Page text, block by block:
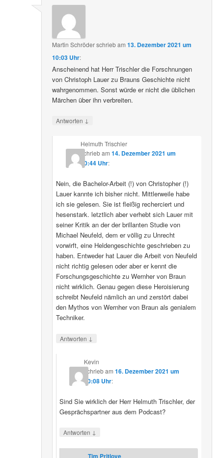
Martin Schröderschriebam13. Dezember 2021 um
10:03 Uhr:
Anscheinend hat Herr Trischler die Forschnungen
von Christoph Lauer zu Brauns Geschichte nicht
wahrgenommen. Sonst würde er nicht die üblichen
Märchen über ihn verbreiten.
Antworten ↓
Helmuth Trischler
schriebam 14. Dezember 2021 um
20:44 Uhr:
Nein, die Bachelor-Arbeit (!) von Christopher (!)
Lauer kannte ich bisher nicht. Mittlerweile habe
ich sie gelesen. Sie ist fleißig recherciert und
hesenstark. letztlich aber verhebt sich Lauer mit
seiner Kritik an der der brillanten Studie von
Michael Neufeld, dem er völlig zu Unrecht
vorwirft, eine Heldengeschichte geschrieben zu
haben. Entweder hat Lauer die Arbeit von Neufeld
nicht richtig gelesen oder aber er kennt die
Forschungsgeschichte zu Wernher von Braun
nicht wirklich. Genau gegen diese Heroisierung
schreibt Neufeld nämlich an und zerstört dabei
den Mythos von Wernher von Braun als genialem
Techniker.
Antworten ↓
Kevin
schriebam16. Dezember 2021 um
20:08 Uhr:
Sind Sie wirklich der Herr Helmuth Trischler, der
Gesprächspartner aus dem Podcast?
Antworten ↓
Tim Pritlove